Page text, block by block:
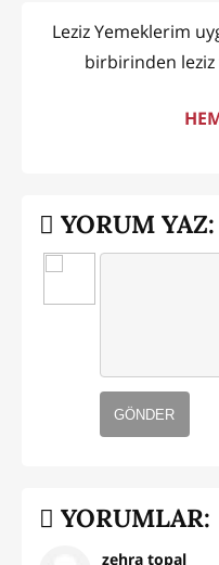
Leziz Yemeklerim
birbirinden
YORUM YAZ:
GÖNDER
YORUMLAR:
zehra topal